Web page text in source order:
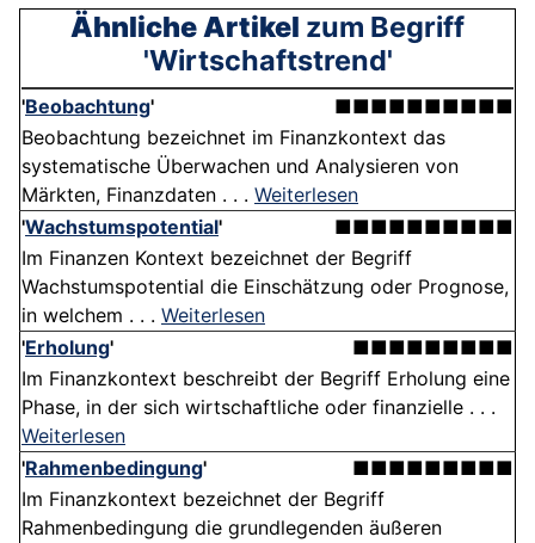
Ähnliche Artikel zum Begriff
'Wirtschaftstrend'
'Beobachtung'
■■■■■■■■■■
Beobachtung bezeichnet im Finanzkontext das
systematische Überwachen und Analysieren von
Märkten, Finanzdaten . . . Weiterlesen
'Wachstumspotential'
■■■■■■■■■■
Im Finanzen Kontext bezeichnet der Begriff
Wachstumspotential die Einschätzung oder Prognose,
in welchem . . . Weiterlesen
'Erholung'
■■■■■■■■■
Im Finanzkontext beschreibt der Begriff Erholung eine
Phase, in der sich wirtschaftliche oder finanzielle . . .
Weiterlesen
'Rahmenbedingung'
■■■■■■■■■
Im Finanzkontext bezeichnet der Begriff
Rahmenbedingung die grundlegenden äußeren